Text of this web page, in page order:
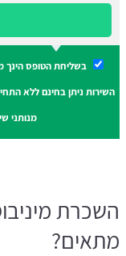
בשליחת הטופס
השירות ניתן בחינם ללא
מנותני
השכרת
מתאים?